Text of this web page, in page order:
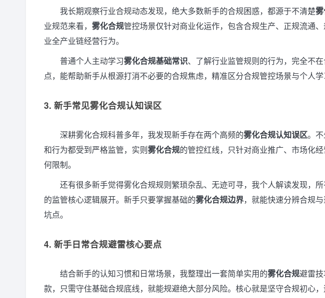
我长期观察行业合规动态发现，绝大多数新手的合规困惑，都源于不清楚
业规范来看， 雾化合规管控场景仅针对商业化运作，包含合规生产、正规流通
业全产业链经营行为。
普通个人主动学习雾化合规基础常识、了解行业监管规则的行为，完全不
点，能帮助新手从根源打消不必要的合规焦虑，精准区分合规管控场景与个人学
3. 新手常见雾化合规认知误区
深耕雾化合规科普多年，我发现新手存在两个高频的雾化合规认知误区。
和行为都受到严格监管，实则雾化合规的管控红线，只针对商业推广、市场化
何限制。
还有很多新手觉得雾化合规规则繁琐杂乱、无迹可寻，我个人解读发现，
的监管核心逻辑展开。新手只要掌握基础的雾化合规边界，就能快速分辨合规
坑点。
4. 新手日常合规避雷核心要点
结合新手的认知习惯和日常场景，我整理出一套简单实用的雾化合规避雷
款，只需守住基础合规底线，就能规避绝大部分风险。核心就是坚守合规初心